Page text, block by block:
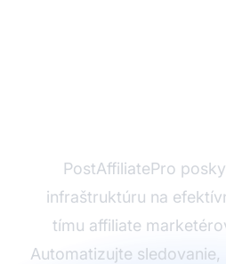
PostAffiliatePro
infraštruktúru na
tímu affiliate
Automatizujte